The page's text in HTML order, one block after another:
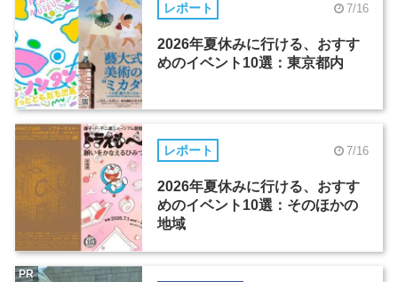
レポート 7/16
2026年夏休みに行ける、おすす
めのイベント10選：東京都内
レポート 7/16
2026年夏休みに行ける、おすす
めのイベント10選：そのほかの
地域
PR